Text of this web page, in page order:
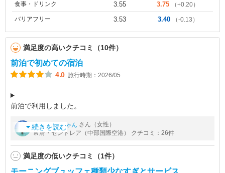
食事・ドリンク 3.55 3.75 （+0.20）
バリアフリー 3.53 3.40 （-0.13）
満足度の高いクチコミ（10件）
前泊で初めての宿泊
4.0 旅行時期：2026/05
前泊で利用しました。
が、フロントが１階にあるので一旦下に下りなければいけないの
何気に面倒ではありました。
フロントロビーには無料のコー
続きを読む
byひとぴちゃん さん（女性）
常滑・セントレア（中部国際空港） クチコミ：26件
満足度の低いクチコミ（1件）
モーニングブュッフェ種類少なすぎとサービス